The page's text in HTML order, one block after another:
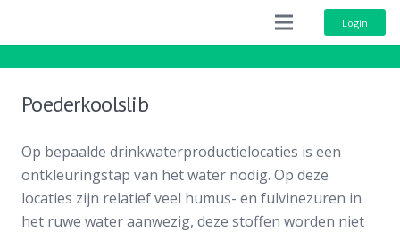
Login
Poederkoolslib
Op bepaalde drinkwaterproductielocaties is een
ontkleuringstap van het water nodig. Op deze
locaties zijn relatief veel humus- en fulvinezuren in
het ruwe water aanwezig, deze stoffen worden niet